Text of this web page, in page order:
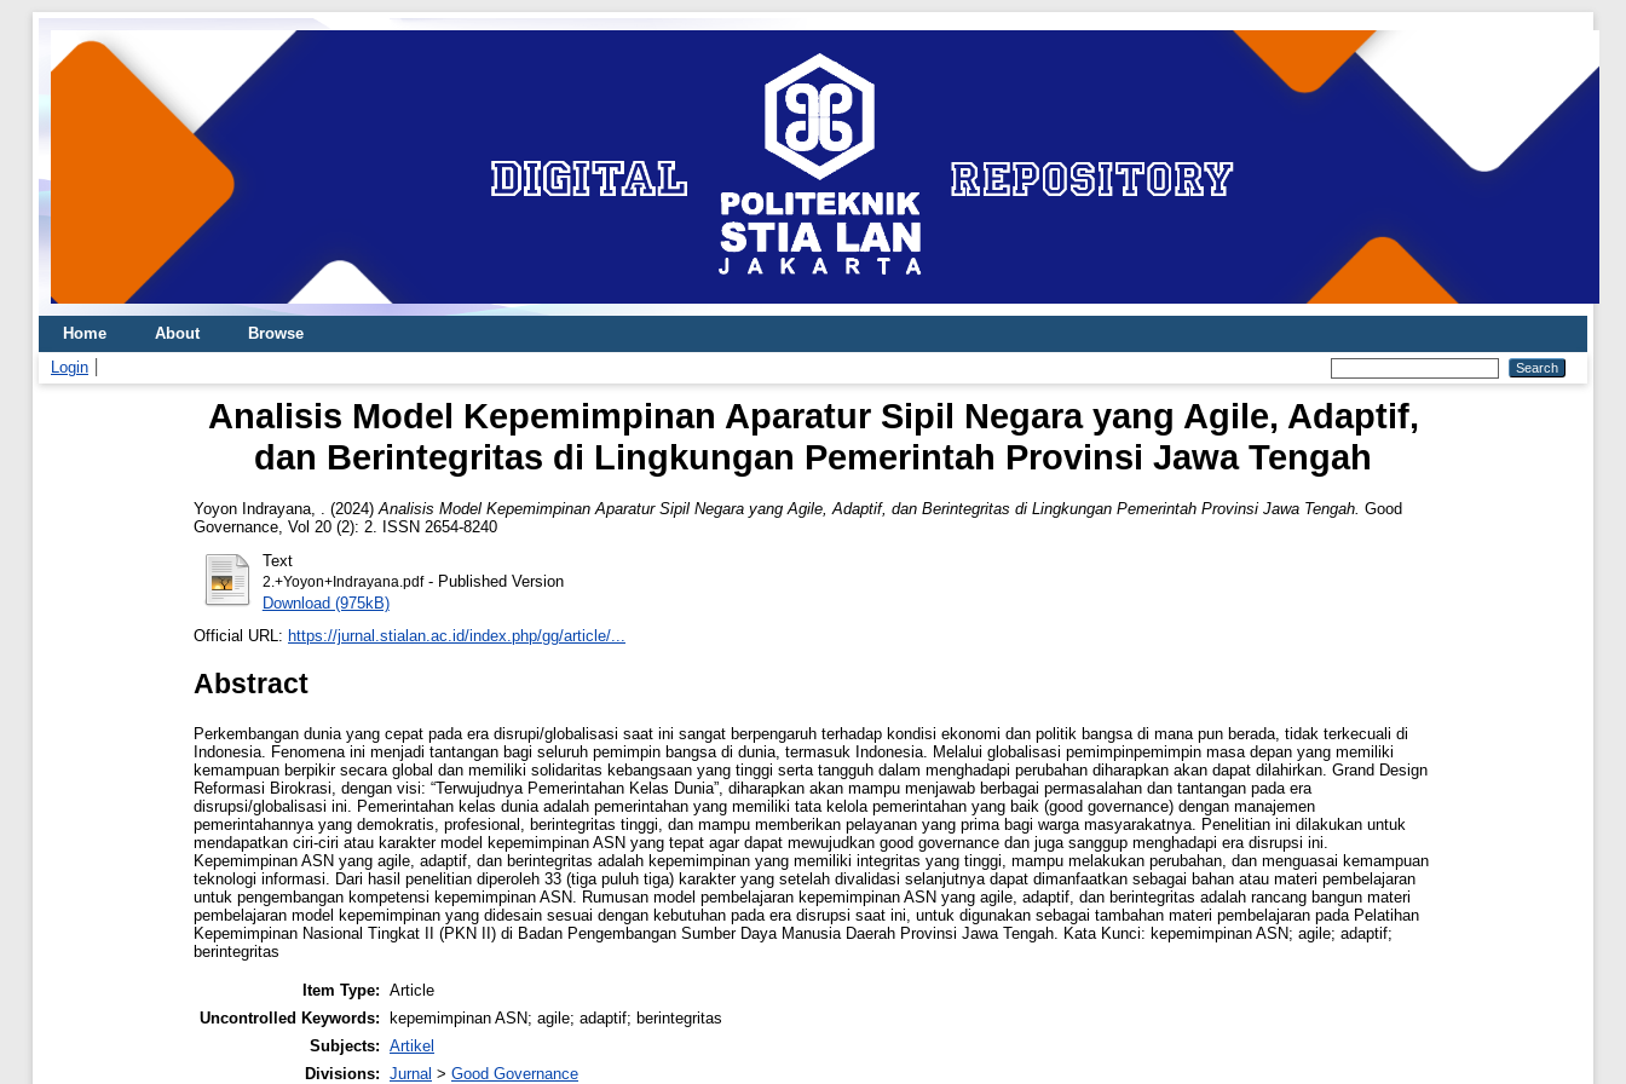
Home About
Browse
Login
Analisis Model Kepemimpinan Aparatur Sipil Negara yang Agile, Adaptif,
dan Berintegritas di Lingkungan Pemerintah Provinsi Jawa Tengah
Yoyon Indrayana, . (2024) Analisis Model Kepemimpinan Aparatur Sipil Negara yang Agile, Adaptif, dan Berintegritas di Lingkungan Pemerintah Provinsi Jawa Tengah. Good
Governance, Vol 20 (2): 2. ISSN 2654-8240
Text
2.+Yoyon+Indrayana.pdf- Published Version
Download (975kB)
Official URL: https://jurnal.stialan.ac.id/index.php/gg/article/...
Abstract
Perkembangan dunia yang cepat pada era disrupi/globalisasi saat ini sangat berpengaruh terhadap kondisi ekonomi dan politik bangsa di mana pun berada, tidak terkecuali di
Indonesia. Fenomena ini menjadi tantangan bagi seluruh pemimpin bangsa di dunia, termasuk Indonesia. Melalui globalisasi pemimpinpemimpin masa depan yang memiliki
kemampuan berpikir secara global dan memiliki solidaritas kebangsaan yang tinggi serta tangguh dalam menghadapi perubahan diharapkan akan dapat dilahirkan. Grand Design
Reformasi Birokrasi, dengan visi: “Terwujudnya Pemerintahan Kelas Dunia”, diharapkan akan mampu menjawab berbagai permasalahan dan tantangan pada era
disrupsi/globalisasi ini. Pemerintahan kelas dunia adalah pemerintahan yang memiliki tata kelola pemerintahan yang baik (good governance) dengan manajemen
pemerintahannya yang demokratis, profesional, berintegritas tinggi, dan mampu memberikan pelayanan yang prima bagi warga masyarakatnya. Penelitian ini dilakukan untuk
mendapatkan ciri-ciri atau karakter model kepemimpinan ASN yang tepat agar dapat mewujudkan good governance dan juga sanggup menghadapi era disrupsi ini.
Kepemimpinan ASN yang agile, adaptif, dan berintegritas adalah kepemimpinan yang memiliki integritas yang tinggi, mampu melakukan perubahan, dan menguasai kemampuan
teknologi informasi. Dari hasil penelitian diperoleh 33 (tiga puluh tiga) karakter yang setelah divalidasi selanjutnya dapat dimanfaatkan sebagai bahan atau materi pembelajaran
untuk pengembangan kompetensi kepemimpinan ASN. Rumusan model pembelajaran kepemimpinan ASN yang agile, adaptif, dan berintegritas adalah rancang bangun materi
pembelajaran model kepemimpinan yang didesain sesuai dengan kebutuhan pada era disrupsi saat ini, untuk digunakan sebagai tambahan materi pembelajaran pada Pelatihan
Kepemimpinan Nasional Tingkat II (PKN II) di Badan Pengembangan Sumber Daya Manusia Daerah Provinsi Jawa Tengah. Kata Kunci: kepemimpinan ASN; agile; adaptif;
berintegritas
Item Type: Article
Uncontrolled Keywords:
kepemimpinan ASN; agile; adaptif; berintegritas
Subjects: Artikel
Divisions: Jurnal > Good Governance